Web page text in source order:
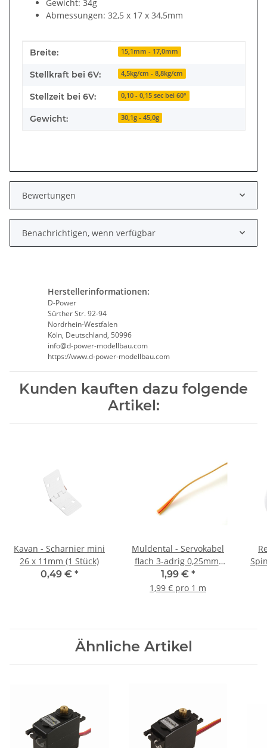
Gewicht: 34g
Abmessungen: 32,5 x 17 x 34,5mm
Produkteigenschaft
Wert
Breite: 15,1mm - 17,0mm
Stellkraft bei 6V: 4,5kg/cm - 8,8kg/cm
Stellzeit bei 6V: 0,10 - 0,15 sec bei 60°
Gewicht: 30,1g - 45,0g
Bewertungen
Benachrichtigen, wenn verfügbar
Herstellerinformationen:
D-Power
Sürther Str. 92-94
Nordrhein-Westfalen
Köln, Deutschland, 50996
info@d-power-modellbau.com
https://www.d-power-modellbau.com
Kunden kauften dazu folgende
Artikel:
Kavan - Scharnier mini
26 x 11mm (1 Stück)
0,49 € *
Muldental - Servokabel
flach 3-adrig 0,25mm²
PVC - 100cm
1,99 € *
1,99 € pro 1 m
Ähnliche Artikel